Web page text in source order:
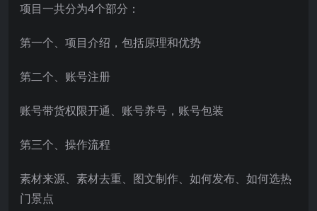
项目一共分为4个部分：
第一个、项目介绍，包括原理和优势
第二个、账号注册
账号带货权限开通、账号养号，账号包装
第三个、操作流程
素材来源、素材去重、图文制作、如何发布、如何选热
门景点